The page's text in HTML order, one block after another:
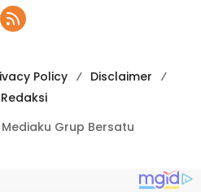
Policy
Disclaimer
Redaksi
Grup Bersatu